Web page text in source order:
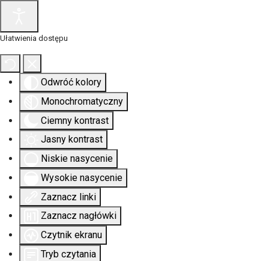
Ułatwienia dostępu
Odwróć kolory
Monochromatyczny
Ciemny kontrast
Jasny kontrast
Niskie nasycenie
Wysokie nasycenie
Zaznacz linki
Zaznacz nagłówki
Czytnik ekranu
Tryb czytania